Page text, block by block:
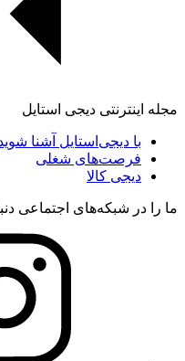
مجله اینترنتی دیجی استایل
با دیجی‌استایل آشنا
فرصت‌های شغلی
دیجی کالا
ما را در شبکه‌های اجتماعی